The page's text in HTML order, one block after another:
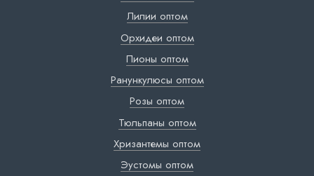
Лилии оптом
Орхидеи оптом
Пионы оптом
Ранункулюсы оптом
Розы оптом
Тюльпаны оптом
Хризантемы оптом
Эустомы оптом